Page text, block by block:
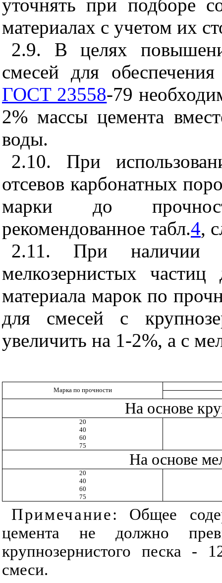
уточнять при подборе
материалах с учетом их
2.9. В целях
смесей для
ГОСТ 23558-79
2% массы цемента
воды.
2.10. При
отсевов карбонатных
марки до
рекомендованное табл.4,
2.11.
При наличии
мелкозернистых частиц
материала марок по
для смесей с
увеличить на 1-2%, а с
Марка по прочности
На основе
20
40
60
75
На основе
20
40
60
75
Примечание: Общее
цемента не должно
крупнозернистого песка -
смеси.